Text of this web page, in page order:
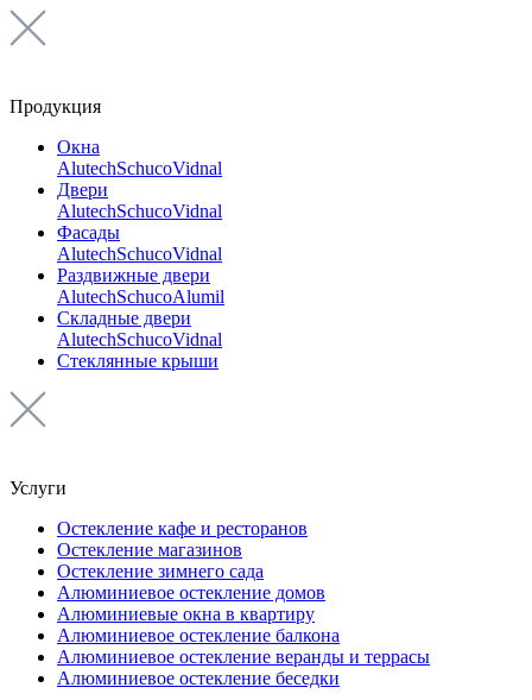
Продукция
Окна
AlutechSchucoVidnal
Двери
AlutechSchucoVidnal
Фасады
AlutechSchucoVidnal
Раздвижные двери
AlutechSchucoAlumil
Складные двери
AlutechSchucoVidnal
Стеклянные крыши
Услуги
Остекление кафе и ресторанов
Остекление магазинов
Остекление зимнего сада
Алюминиевое остекление домов
Алюминиевые окна в квартиру
Алюминиевое остекление балкона
Алюминиевое остекление веранды и террасы
Алюминиевое остекление беседки